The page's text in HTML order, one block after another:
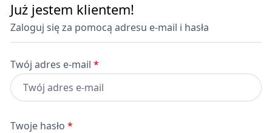
Już jestem klientem!
Zaloguj się za pomocą adresu e-mail i hasła
Twój adres e-mail *
Twoje hasło *